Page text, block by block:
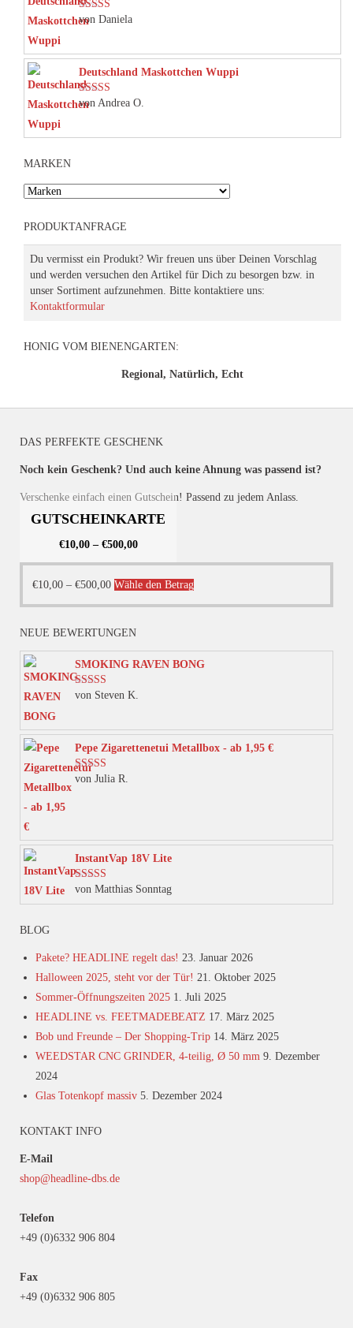
Bewertet mit
von Daniela
Deutschland Maskottchen Wuppi
Bewertet mit
von Andrea O.
MARKEN
PRODUKTANFRAGE
Du vermisst ein Produkt? Wir freuen uns über Deinen Vorschlag
und werden versuchen den Artikel für Dich zu besorgen bzw. in
unser Sortiment aufzunehmen. Bitte kontaktiere uns:
Kontaktformular
HONIG VOM BIENENGARTEN:
Regional, Natürlich, Echt
DAS PERFEKTE GESCHENK
Noch kein Geschenk? Und auch keine Ahnung was passend ist?
Verschenke einfach einen Gutschein! Passend zu jedem Anlass.
GUTSCHEINKARTE
€10,00– €500,00
€10,00 – €500,00 Wähle den BetragDieses
Produkt
Varianten
können
werden
NEUE BEWERTUNGEN
SMOKING RAVEN BONG
Bewertet mit
von Steven K.
Pepe Zigarettenetui Metallbox - ab 1,95 €
Bewertet mit
von Julia R.
InstantVap 18V Lite
Bewertet mit
von Matthias Sonntag
BLOG
Pakete? HEADLINE regelt das! 23. Januar 2026
Halloween 2025, steht vor der Tür! 21. Oktober 2025
Sommer-Öffnungszeiten 2025 1. Juli 2025
HEADLINE vs. FEETMADEBEATZ 17. März 2025
Bob und Freunde – Der Shopping-Trip 14. März 2025
WEEDSTAR CNC GRINDER, 4-teilig, Ø 50 mm 9. Dezember
2024
Glas Totenkopf massiv 5. Dezember 2024
KONTAKT INFO
E-Mail
shop@headline-dbs.de
Telefon
+49 (0)6332 906 804
Fax
+49 (0)6332 906 805